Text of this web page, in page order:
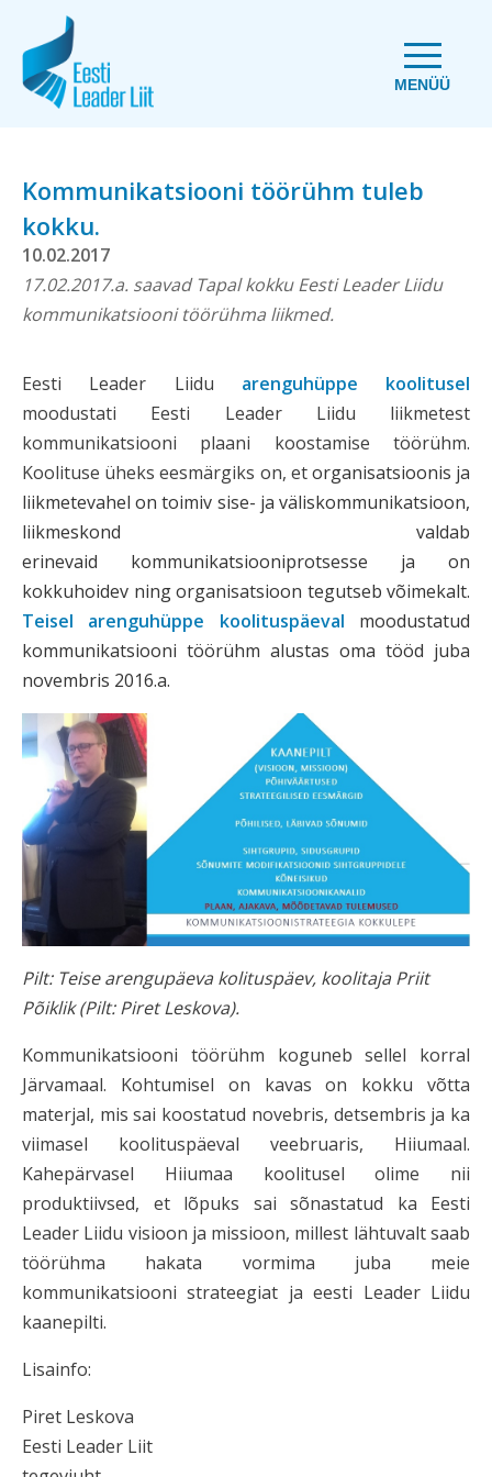
MENÜÜ
Kommunikatsiooni töörühm tuleb
kokku.
10.02.2017
17.02.2017.a. saavad Tapal kokku Eesti Leader Liidu
kommunikatsiooni töörühma liikmed.
Eesti Leader Liidu arenguhüppe koolitusel
moodustati Eesti Leader Liidu liikmetest
kommunikatsiooni plaani koostamise töörühm.
Koolituse üheks eesmärgiks on, etorganisatsioonis ja
liikmetevahel on toimiv sise- ja väliskommunikatsioon,
liikmeskond valdab
erinevaid kommunikatsiooniprotsesse ja on
kokkuhoidev ning organisatsioon tegutseb võimekalt.
Teisel arenguhüppe koolituspäeval moodustatud
kommunikatsiooni töörühm alustas oma tööd juba
novembris 2016.a.
Pilt: Teise arengupäeva kolituspäev, koolitaja Priit
Põiklik (Pilt: Piret Leskova).
Kommunikatsiooni töörühm koguneb sellel korral
Järvamaal. Kohtumisel on kavas on kokku võtta
materjal, mis sai koostatud novebris, detsembris ja ka
viimasel koolituspäeval veebruaris, Hiiumaal.
Kahepärvasel Hiiumaa koolitusel olime nii
produktiivsed, et lõpuks sai sõnastatud ka Eesti
Leader Liidu visioon ja missioon, millest lähtuvalt saab
töörühma hakata vormima juba meie
kommunikatsiooni strateegiat ja eesti Leader Liidu
kaanepilti.
Lisainfo:
Piret Leskova
Eesti Leader Liit